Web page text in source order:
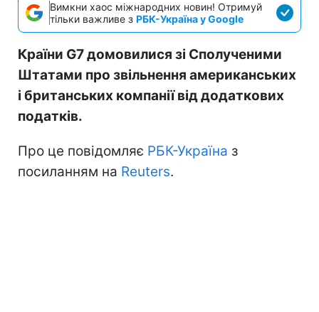
Вимкни хаос міжнародних новин! Отримуй
тільки важливе з РБК-Україна у Google
Країни G7 домовилися зі Сполученими
Штатами про звільнення американських
і британських компанії від додаткових
податків.
Про це повідомляє РБК-Україна з
посиланням на Reuters.